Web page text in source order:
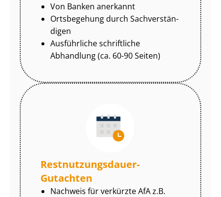
Von Banken anerkannt
Ortsbegehung durch Sach­ver­stän­
di­gen
Ausführliche schriftliche
Abhandlung (ca. 60-90 Seiten)
Rest­nut­zungs­dau­er-
Gutachten
Nachweis für verkürzte AfA z.B.